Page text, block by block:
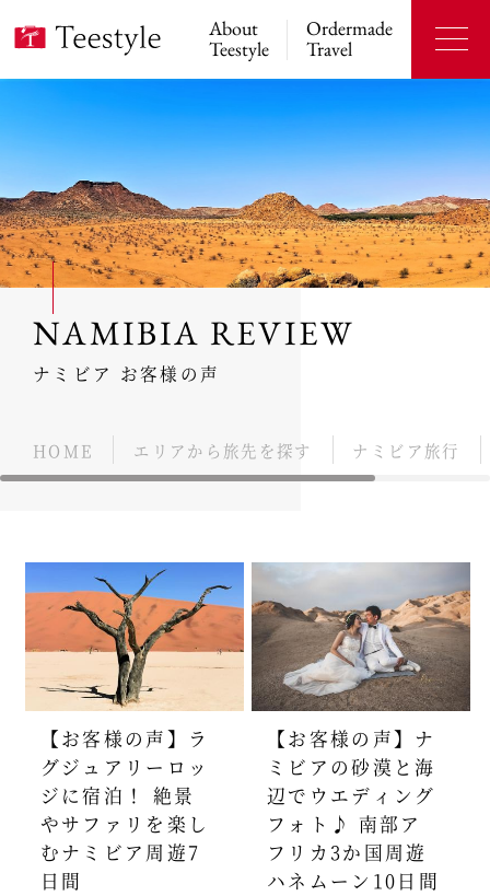
About
Teestyle
Ordermade
Travel
NAMIBIA REVIEW
ナミビア お客様の声
HOME エリアから旅先を探す ナミビア旅行
【お客様の声】ラ
グジュアリーロッ
ジに宿泊！ 絶景
やサファリを楽し
むナミビア周遊7
日間
【お客様の声】ナ
ミビアの砂漠と海
辺でウエディング
フォト♪ 南部ア
フリカ3か国周遊
ハネムーン10日間